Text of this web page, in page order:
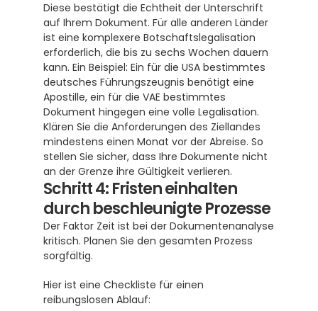
Diese bestätigt die Echtheit der Unterschrift
auf Ihrem Dokument. Für alle anderen Länder
ist eine komplexere Botschaftslegalisation
erforderlich, die bis zu sechs Wochen dauern
kann. Ein Beispiel: Ein für die USA bestimmtes
deutsches Führungszeugnis benötigt eine
Apostille, ein für die VAE bestimmtes
Dokument hingegen eine volle Legalisation.
Klären Sie die Anforderungen des Ziellandes
mindestens einen Monat vor der Abreise. So
stellen Sie sicher, dass Ihre Dokumente nicht
an der Grenze ihre Gültigkeit verlieren.
Schritt 4: Fristen einhalten
durch beschleunigte Prozesse
Der Faktor Zeit ist bei der Dokumentenanalyse
kritisch. Planen Sie den gesamten Prozess
sorgfältig.
Hier ist eine Checkliste für einen
reibungslosen Ablauf: